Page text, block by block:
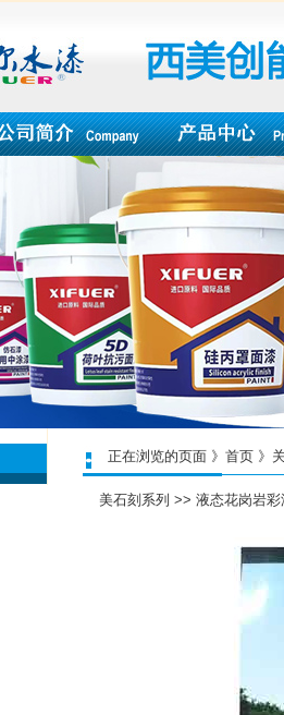
正在浏览的页面 》首页 》
美石刻系列 >> 液态花岗岩